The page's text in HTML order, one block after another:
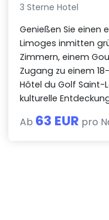
3 Sterne Hotel
Genießen Sie einen
Limoges inmitten
Zimmern, einem
Zugang zu einem
Hôtel du Golf Saint-
kulturelle
Ab 63 EUR pro